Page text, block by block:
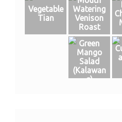
Vegetable
Tian
Watering
Venison
Roast
Green
Mango
Salad
(Кalawan
g)